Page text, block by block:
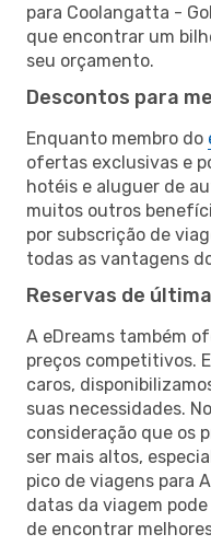
para Coolangatta -
que encontrar um
seu orçamento.
Descontos para
Enquanto membro do
ofertas exclusivas e
hotéis e aluguer de
muitos outros
por subscrição de
todas as vantagens
Reservas de
A eDreams também
preços competitivos.
caros,
suas necessidades.
consideração que os
ser mais altos,
pico de viagens para
datas da viagem
de encontrar